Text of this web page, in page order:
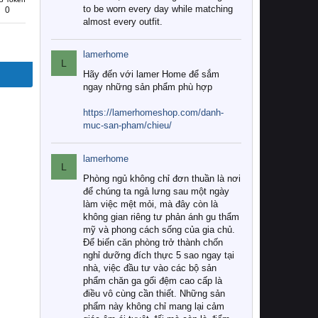
0
to be worn every day while matching
almost every outfit.
L
lamerhome
Hãy đến với lamer Home để sắm
ngay những sản phẩm phù hợp
https://lamerhomeshop.com/danh-
muc-san-pham/chieu/
L
lamerhome
Phòng ngủ không chỉ đơn thuần là nơi
để chúng ta ngả lưng sau một ngày
làm việc mệt mỏi, mà đây còn là
không gian riêng tư phản ánh gu thẩm
mỹ và phong cách sống của gia chủ.
Để biến căn phòng trở thành chốn
nghỉ dưỡng đích thực 5 sao ngay tại
nhà, việc đầu tư vào các bộ sản
phẩm chăn ga gối đệm cao cấp là
điều vô cùng cần thiết. Những sản
phẩm này không chỉ mang lại cảm